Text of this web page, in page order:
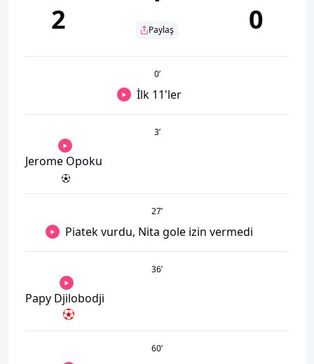
2 Paylaş 0
0’
İlk 11'ler
3’
Jerome Opoku
27’
Piatek vurdu, Nita gole izin vermedi
36’
Papy Djilobodji
60’